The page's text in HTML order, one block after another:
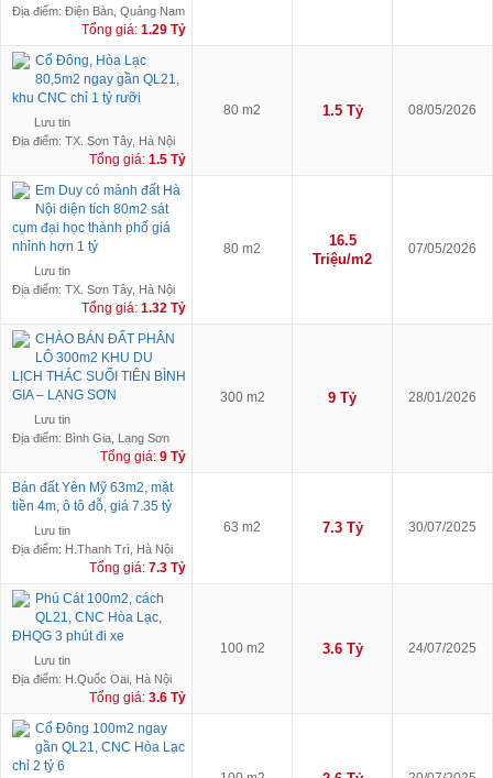
Địa điểm: Điện Bàn, Quảng Nam
Tổng giá: 1.29 Tỷ
Cổ Đông, Hòa Lạc
80,5m2 ngay gần QL21,
khu CNC chỉ 1 tỷ rưỡi
Lưu tin
Địa điểm: TX. Sơn Tây, Hà Nội
Tổng giá: 1.5 Tỷ
80 m2 1.5 Tỷ 08/05/2026
Em Duy có mảnh đất Hà
Nội diện tích 80m2 sát
cụm đại học thành phố giá
nhỉnh hơn 1 tỷ
Lưu tin
Địa điểm: TX. Sơn Tây, Hà Nội
Tổng giá: 1.32 Tỷ
80 m2
16.5
Triệu/m2
07/05/2026
CHÀO BÁN ĐẤT PHÂN
LÔ 300m2 KHU DU
LỊCH THÁC SUỐI TIÊN BÌNH
GIA – LẠNG SƠN
Lưu tin
Địa điểm: Bình Gia, Lạng Sơn
Tổng giá: 9 Tỷ
300 m2 9 Tỷ 28/01/2026
Bán đất Yên Mỹ 63m2, mặt
tiền 4m, ô tô đỗ, giá 7.35 tỷ
Lưu tin
Địa điểm: H.Thanh Trì, Hà Nội
Tổng giá: 7.3 Tỷ
63 m2 7.3 Tỷ 30/07/2025
Phú Cát 100m2, cách
QL21, CNC Hòa Lạc,
ĐHQG 3 phút đi xe
Lưu tin
Địa điểm: H.Quốc Oai, Hà Nội
Tổng giá: 3.6 Tỷ
100 m2 3.6 Tỷ 24/07/2025
Cổ Đông 100m2 ngay
gần QL21, CNC Hòa Lạc
chỉ 2 tỷ 6